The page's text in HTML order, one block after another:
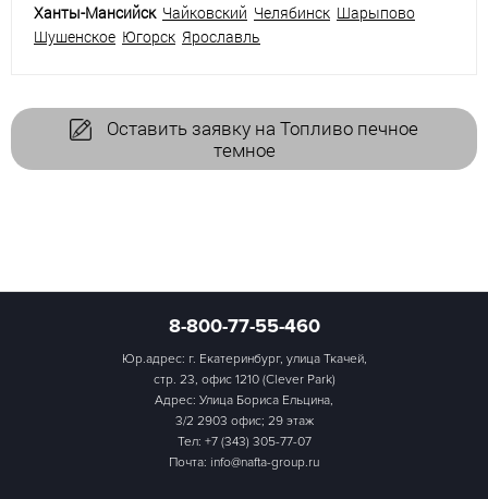
Ханты-Мансийск Чайковский Челябинск Шарыпово
Шушенское Югорск Ярославль
Оставить заявку на Топливо печное
темное
8-800-77-55-460
Юр.адрес: г. Екатеринбург, улица Ткачей,
стр. 23, офис 1210 (Clever Park)
Адрес: Улица Бориса Ельцина,
3/2 2903 офис; 29 этаж
Тел: +7 (343) 305-77-07
Почта: info@nafta-group.ru